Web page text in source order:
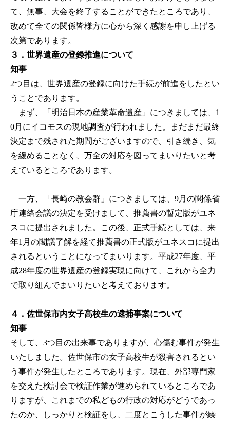
て、無事、大会を終了することができたところであり、
改めて全ての関係皆様方に心から深く感謝を申し上げる
次第であります。
３．世界遺産の登録推進について
知事
2つ目は、世界遺産の登録に向けた手続が前進をしたとい
うことであります。
まず、「明治日本の産業革命遺産」につきましては、1
0月にイコモスの現地調査が行われました。まだまだ最終
決定まで残された期間がございますので、引き続き、気
を緩めることなく、万全の対応を図ってまいりたいと考
えているところであります。
一方、「長崎の教会群」につきましては、9月の関係省
庁連絡会議の決定を受けまして、推薦書の暫定版がユネ
スコに提出されました。この後、正式手続としては、来
年1月の閣議了解を経て推薦書の正式版がユネスコに提出
されるということになってまいります。平成27年度、平
成28年度の世界遺産の登録実現に向けて、これから全力
で取り組んでまいりたいと考えております。
４．佐世保市内女子高校生の逮捕事案について
知事
そして、3つ目の出来事でありますが、心傷む事件が発生
いたしました。佐世保市の女子高校生が殺害されるとい
う事件が発生したところであります。現在、外部専門家
を交えた検討会で検証作業が進められているところであ
りますが、これまでの私どもの行政の対応がどうであっ
たのか、しっかりと検証をし、二度とこうした事件が繰